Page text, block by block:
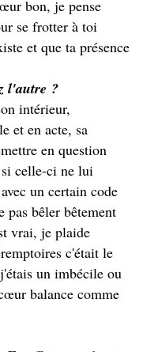
bon, je pense
se frotter à toi
et que ta présence
l'autre ?
intérieur,
et en acte, sa
en question
celle-ci ne lui
un certain code
pas bêler bêtement
vrai, je plaide
c'était le
un imbécile ou
balance comme